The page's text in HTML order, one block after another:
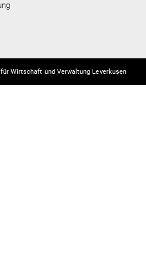
Wirtschaft und Verwaltung Leverkusen